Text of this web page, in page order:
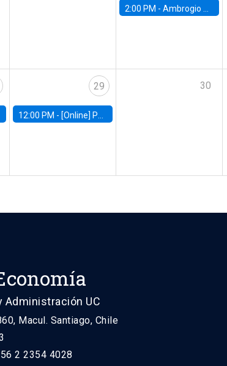
2:00 PM - Ambrogio Cesa-Bianchi, Bank of England
29
12:00 PM - [Online] Pablo Slutzky, University of Maryland
30
Administración UC
Macul. Santiago, Chile
2 2354 4028